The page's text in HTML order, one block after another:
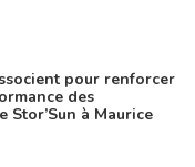
pour renforcer
des
Stor’Sun à Maurice